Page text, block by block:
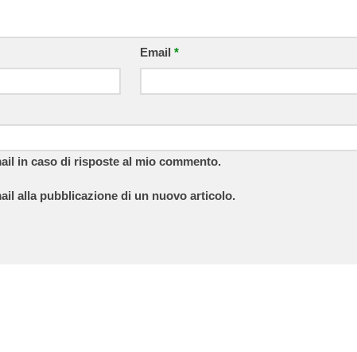
Email*
in caso di risposte al mio commento.
alla pubblicazione di un nuovo articolo.